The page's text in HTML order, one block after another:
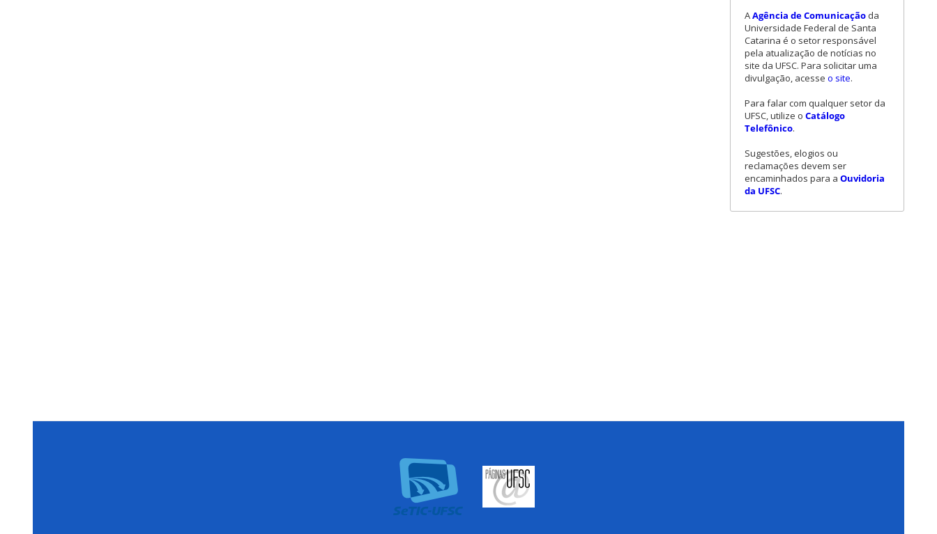
AAgência de Comunicação da
Universidade Federal de Santa
Catarina é o setor responsável
pela atualização de notícias no
site da UFSC. Para solicitar uma
divulgação, acesse o site.
Para falar com qualquer setor da
UFSC, utilize o Catálogo
Telefônico.
Sugestões, elogios ou
reclamações devem ser
encaminhados para a Ouvidoria
da UFSC.